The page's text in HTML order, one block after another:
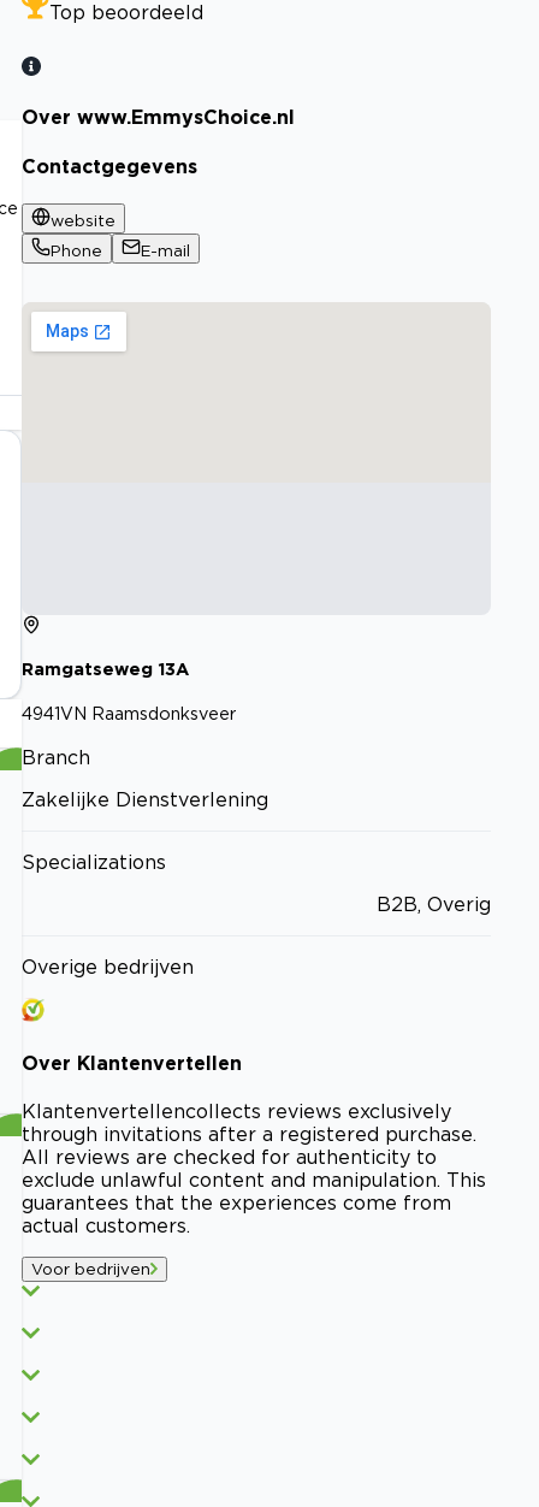
Top beoordeeld
Over www.EmmysChoice.nl
Contactgegevens
website
Phone
E-mail
Ramgatseweg 13A
4941VN Raamsdonksveer
Branch
Zakelijke Dienstverlening
Specializations
B2B, Overig
Overige bedrijven
Over Klantenvertellen
Klantenvertellencollects reviews exclusively
through invitations after a registered purchase.
All reviews are checked for authenticity to
exclude unlawful content and manipulation. This
guarantees that the experiences come from
actual customers.
Voor bedrijven